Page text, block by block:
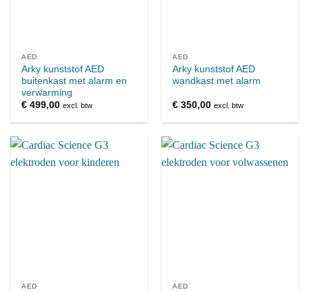
AED
Arky kunststof AED
buitenkast met alarm en
verwarming
€ 499,00 excl. btw
AED
Arky kunststof AED
wandkast met alarm
€ 350,00 excl. btw
AED AED